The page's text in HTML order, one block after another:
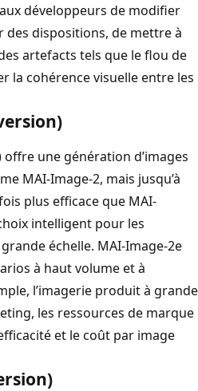
développeurs de modifier
des dispositions, de mettre à
artefacts tels que le flou de
la cohérence visuelle entre les
une génération d’images
MAI-Image-2, mais jusqu’à
plus efficace que MAI-
intelligent pour les
échelle. MAI-Image-2e
à haut volume et à
l’imagerie produit à grande
les ressources de marque
et le coût par image